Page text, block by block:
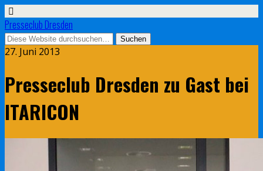
Presseclub Dresden
27. Juni 2013
Presseclub Dresden zu Gast bei
ITARICON